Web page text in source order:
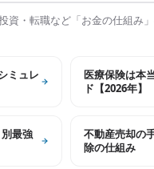
資・転職など「お金の仕組み
ミュレ
医療保険は本
ド【2026年】
最強
不動産売却の
除の仕組み